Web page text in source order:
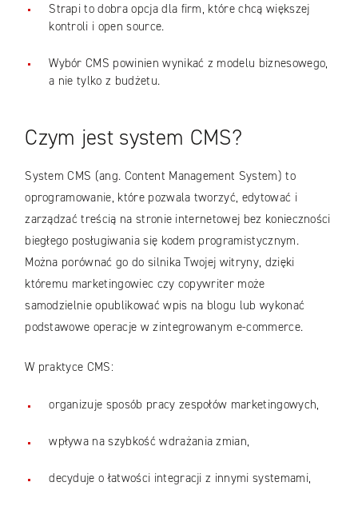
Strapi to dobra opcja dla firm, które chcą większej
kontroli i open source.
Wybór CMS powinien wynikać z modelu biznesowego,
a nie tylko z budżetu.
Czym jest system CMS?
System CMS (ang. Content Management System) to
oprogramowanie, które pozwala tworzyć, edytować i
zarządzać treścią na stronie internetowej bez konieczności
biegłego posługiwania się kodem programistycznym.
Można porównać go do silnika Twojej witryny, dzięki
któremu marketingowiec czy copywriter może
samodzielnie opublikować wpis na blogu lub wykonać
podstawowe operacje w zintegrowanym e-commerce.
W praktyce CMS:
organizuje sposób pracy zespołów marketingowych,
wpływa na szybkość wdrażania zmian,
decyduje o łatwości integracji z innymi systemami,